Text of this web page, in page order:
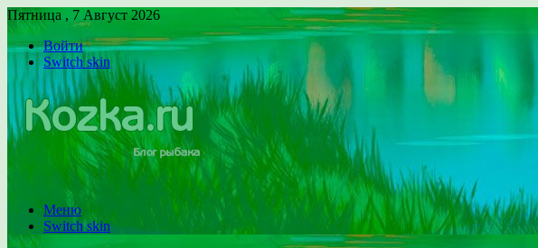
Пятница , 7 Август 2026
Войти
Switch skin
Меню
Switch skin